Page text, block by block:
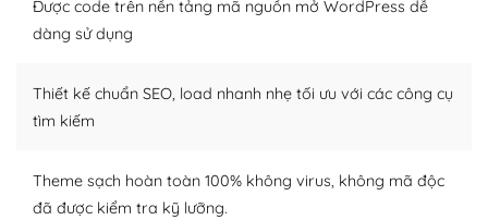
– Sở hữu một cộng đồng lớn, sẵn sàng hỗ trợ
người cuồng tín WordPress.
Được code trên nền tảng mã nguồn mở WordPress dễ
dàng sử dụng
Thiết kế chuẩn SEO, load nhanh nhẹ tối ưu với các công cụ
tìm kiếm
Theme sạch hoàn toàn 100% không virus, không mã độc
đã được kiểm tra kỹ lưỡng.